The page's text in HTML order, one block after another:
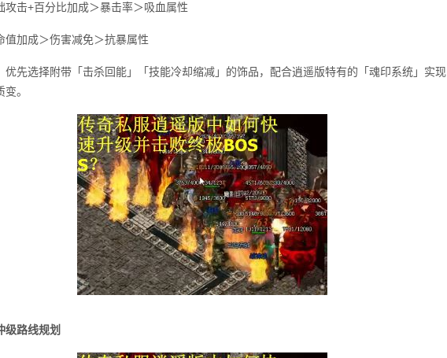
攻击+百分比加成＞暴击率＞吸血属性
值加成＞伤害减免＞抗暴属性
优先选择附带「击杀回能」「技能冷却缩减」的饰品，配合逍遥版特有的「魂印系统」实现
。
级路线规划